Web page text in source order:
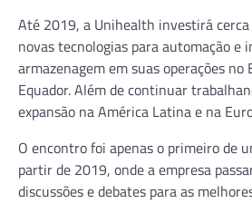
Até 2019, a Unihealth investirá
novas tecnologias para automação e
armazenagem em suas operações no
Equador. Além de continuar
expansão na América Latina e na
O encontro foi apenas o primeiro de
partir de 2019, onde a empresa
discussões e debates para as